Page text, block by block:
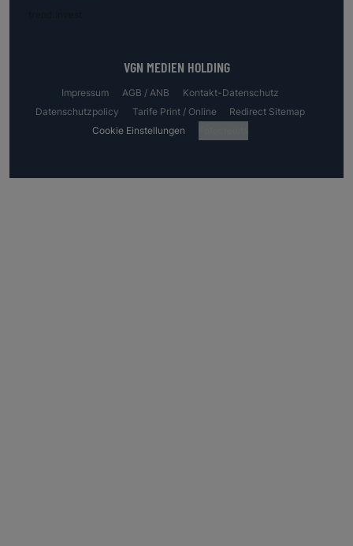
VGN MEDIEN HOLDING
Impressum AGB / ANB
Kontakt-Datenschutz
Datenschutzpolicy
Tarife Print / Online
Redirect Sitemap
Cookie Einstellungen